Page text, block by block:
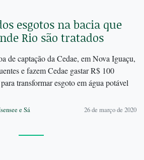
esgotos na bacia que
Rio são tratados
de captação da Cedae, em Nova Iguaçu,
e fazem Cedae gastar R$ 100
transformar esgoto em água potável
e Sá 26 de março de 2020